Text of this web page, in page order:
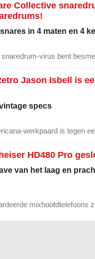
Collective
in 4 maten en 4
virus bent
Jason Isbell is
specs
werkpaard is tegen
HD480 Pro
van het laag en
mixhoofdtelefoons